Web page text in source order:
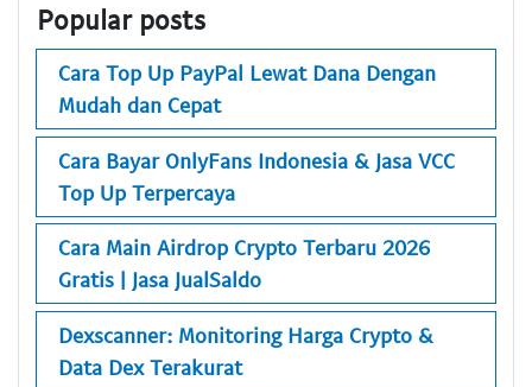
Popular posts
Cara Top Up PayPal Lewat Dana Dengan
Mudah dan Cepat
Cara Bayar OnlyFans Indonesia & Jasa VCC
Top Up Terpercaya
Cara Main Airdrop Crypto Terbaru 2026
Gratis | Jasa JualSaldo
Dexscanner: Monitoring Harga Crypto &
Data Dex Terakurat